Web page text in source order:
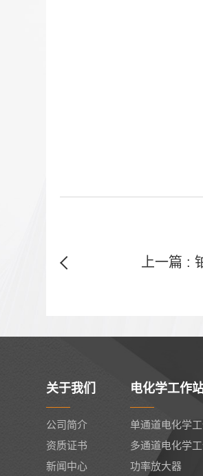
上一篇 :
关于我们
公司简介
资质证书
新闻中心
电化学工作
单通道电化学
多通道电化学
功率放大器